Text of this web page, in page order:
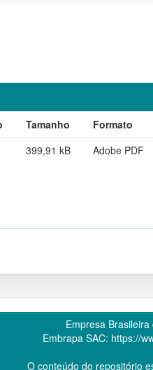
Tamanho
Formato
399,91 kB Adobe PDF
Empresa
Embrapa SAC: https://
O conteúdo do repositório